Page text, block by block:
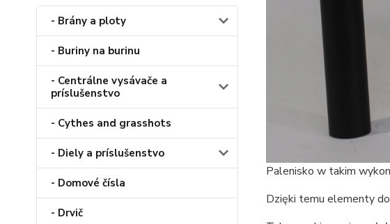
- Brány a ploty
- Buriny na burinu
- Centrálne vysávače a
príslušenstvo
- Cythes and grasshots
- Diely a príslušenstvo
- Domové čísla
- Drvič
Palenisko w takim
Dzięki temu elementy